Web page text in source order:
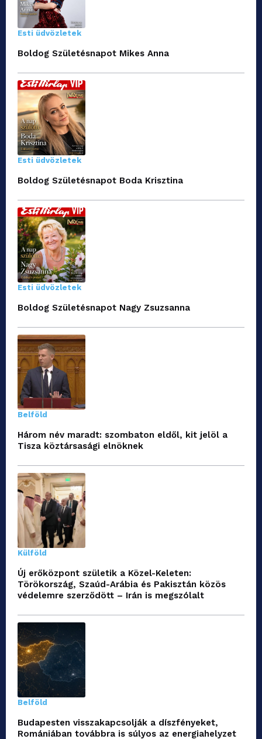
Esti üdvözletek
Boldog Születésnapot Mikes Anna
Esti üdvözletek
Boldog Születésnapot Boda Krisztina
Esti üdvözletek
Boldog Születésnapot Nagy Zsuzsanna
Belföld
Három név maradt: szombaton eldől, kit jelöl a
Tisza köztársasági elnöknek
Külföld
Új erőközpont születik a Közel-Keleten:
Törökország, Szaúd-Arábia és Pakisztán közös
védelemre szerződött – Irán is megszólalt
Belföld
Budapesten visszakapcsolják a díszfényeket,
Romániában továbbra is súlyos az energiahelyzet